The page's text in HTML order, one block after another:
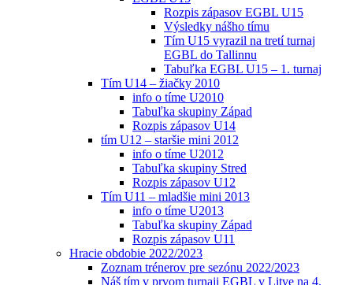
Rozpis zápasov EGBL U15
Výsledky nášho tímu
Tím U15 vyrazil na tretí turnaj
EGBL do Tallinnu
Tabuľka EGBL U15 – 1. turnaj
Tím U14 – žiačky 2010
info o tíme U2010
Tabuľka skupiny Západ
Rozpis zápasov U14
tím U12 – staršie mini 2012
info o tíme U2012
Tabuľka skupiny Stred
Rozpis zápasov U12
Tím U11 – mladšie mini 2013
info o tíme U2013
Tabuľka skupiny Západ
Rozpis zápasov U11
Hracie obdobie 2022/2023
Zoznam trénerov pre sezónu 2022/2023
Náš tím v prvom turnaji EGBL v Litve na 4.